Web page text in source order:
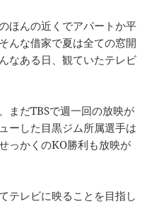
ほんの近くでアパートか平
んな借家で夏は全ての窓開
なある日、観ていたテレビ
まだTBSで週一回の放映が
ーした目黒ジム所属選手は
っかくのKO勝利も放映が
テレビに映ることを目指し